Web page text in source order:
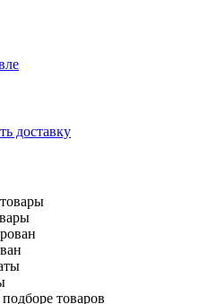
доставку